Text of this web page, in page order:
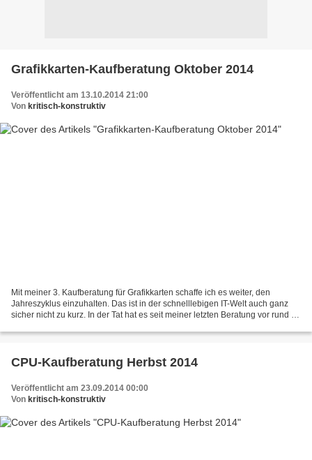
Grafikkarten-Kaufberatung Oktober 2014
Veröffentlicht am 13.10.2014 21:00
Von kritisch-konstruktiv
Mit meiner 3. Kaufberatung für Grafikkarten schaffe ich es weiter, den
Jahreszyklus einzuhalten. Das ist in der schnelllebigen IT-Welt auch ganz
sicher nicht zu kurz. In der Tat hat es seit meiner letzten Beratung vor rund 1
CPU-Kaufberatung Herbst 2014
Veröffentlicht am 23.09.2014 00:00
Von kritisch-konstruktiv